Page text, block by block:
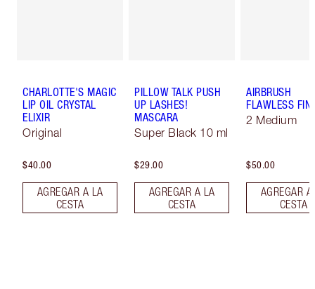
CHARLOTTE'S MAGIC
LIP OIL CRYSTAL
ELIXIR
Original
$40.00
AGREGAR A LA
CESTA
PILLOW TALK PUSH
UP LASHES!
MASCARA
Super Black 10 ml
$29.00
AGREGAR A LA
CESTA
AIRBRUSH
FLAWLESS
2 Medium
$50.00
AGREGAR
CESTA